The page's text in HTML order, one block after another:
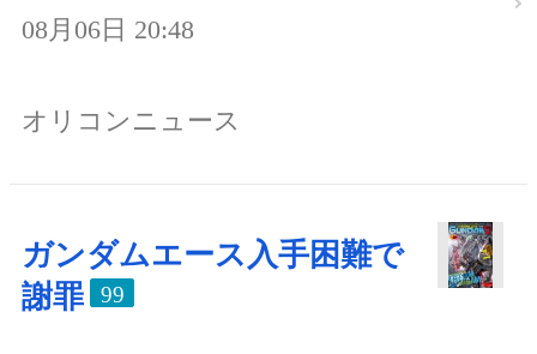
08月06日 20:48
オリコンニュース
ガンダムエース入手困難で
謝罪
99